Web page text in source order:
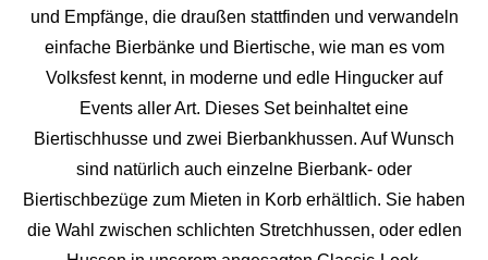
und Empfänge, die draußen stattfinden und verwandeln
einfache Bierbänke und Biertische, wie man es vom
Volksfest kennt, in moderne und edle Hingucker auf
Events aller Art. Dieses Set beinhaltet eine
Biertischhusse und zwei Bierbankhussen. Auf Wunsch
sind natürlich auch einzelne Bierbank- oder
Biertischbezüge zum Mieten in Korb erhältlich. Sie haben
die Wahl zwischen schlichten Stretchhussen, oder edlen